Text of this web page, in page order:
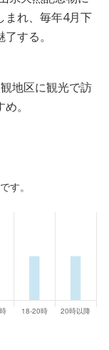
まれ、毎年4月下
する。
地区に観光で訪
。
す。